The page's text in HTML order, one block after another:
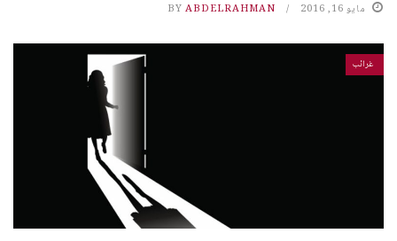
مايو 16, 2016 BY ABDELRAHMAN
غرائب